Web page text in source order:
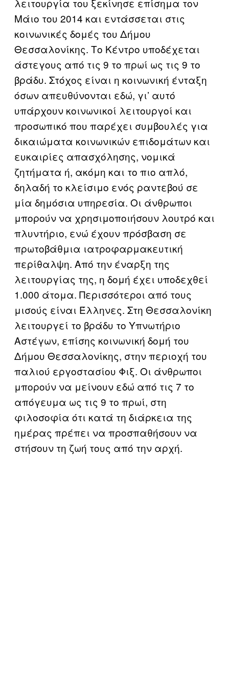
λειτουργία του ξεκίνησε επίσημα τον
Μάιο του 2014 και εντάσσεται στις
κοινωνικές δομές του Δήμου
Θεσσαλονίκης. Το Κέντρο υποδέχεται
άστεγους από τις 9 το πρωί ως τις 9 το
βράδυ. Στόχος είναι η κοινωνική ένταξη
όσων απευθύνονται εδώ, γι’ αυτό
υπάρχουν κοινωνικοί λειτουργοί και
προσωπικό που παρέχει συμβουλές για
δικαιώματα κοινωνικών επιδομάτων και
ευκαιρίες απασχόλησης, νομικά
ζητήματα ή, ακόμη και το πιο απλό,
δηλαδή το κλείσιμο ενός ραντεβού σε
μία δημόσια υπηρεσία. Οι άνθρωποι
μπορούν να χρησιμοποιήσουν λουτρό και
πλυντήριο, ενώ έχουν πρόσβαση σε
πρωτοβάθμια ιατροφαρμακευτική
περίθαλψη. Από την έναρξη της
λειτουργίας της, η δομή έχει υποδεχθεί
1.000 άτομα. Περισσότεροι από τους
μισούς είναι Έλληνες. Στη Θεσσαλονίκη
λειτουργεί το βράδυ το Υπνωτήριο
Αστέγων, επίσης κοινωνική δομή του
Δήμου Θεσσαλονίκης, στην περιοχή του
παλιού εργοστασίου Φιξ. Οι άνθρωποι
μπορούν να μείνουν εδώ από τις 7 το
απόγευμα ως τις 9 το πρωί, στη
φιλοσοφία ότι κατά τη διάρκεια της
ημέρας πρέπει να προσπαθήσουν να
στήσουν τη ζωή τους από την αρχή.